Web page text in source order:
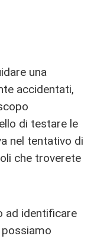
una
accidentati,
di testare le
nel tentativo di
che troverete
ad identificare